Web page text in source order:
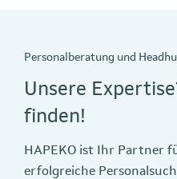
Personalberatung und
Unsere
finden!
HAPEKO ist Ihr Partner
erfolgreiche